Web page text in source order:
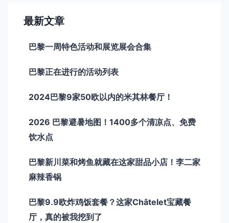
最新文章
巴黎一周特色活动和展览展会合集
巴黎正在进行的活动列表
2024巴黎9家50欧以内的米其林餐厅！
2026 巴黎避暑地图！1400多个清凉点、免费
饮水点
巴黎新川菜和烤鱼就藏在这家甜品小店！李二家
麻辣香锅
巴黎9.9欧炸鸡饭套餐？这家Châtelet宝藏餐
厅，真的被我挖到了